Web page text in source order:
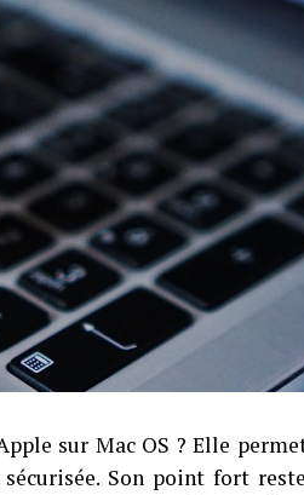
sur Mac OS ? Elle
Son point fort